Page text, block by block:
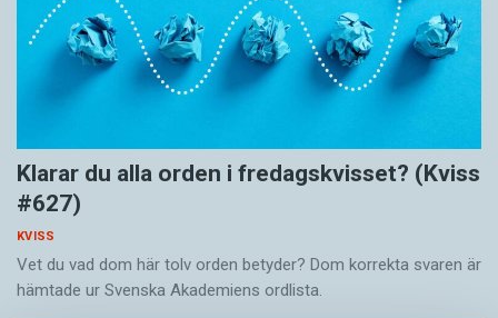
Klarar du alla orden i fredagskvisset? (Kviss
#627)
KVISS
Vet du vad dom här tolv orden betyder? Dom korrekta svaren är
hämtade ur Svenska Akademiens ordlista.